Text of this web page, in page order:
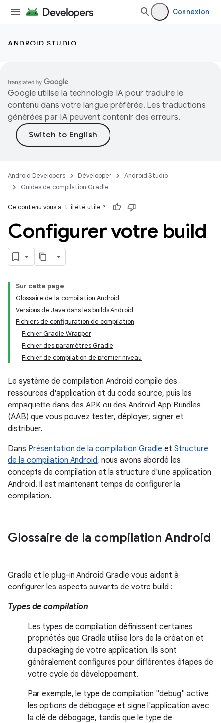
Connexion
ANDROID STUDIO
Google utilise la technologie IA pour traduire le
contenu dans votre langue préférée. Les traductions
générées par IA peuvent contenir des erreurs.
Android Developers Développer
Android Studio
Guides de compilation Gradle
Ce contenu vous a-t-il été utile ?
Configurer votre build
Sur cette page
Glossaire de la compilation Android
Versions de Java dans les builds Android
Fichiers de configuration de compilation
Fichier Gradle Wrapper
Fichier des paramètres Gradle
Fichier de compilation de premier niveau
Le système de compilation Android compile des
ressources d'application et du code source, puis les
empaquette dans des APK ou des Android App Bundles
(AAB) que vous pouvez tester, déployer, signer et
distribuer.
Dans Présentation de la compilation Gradle et Structure
de la compilation Android, nous avons abordé les
concepts de compilation et la structure d'une application
Android. Il est maintenant temps de configurer la
compilation.
Glossaire de la compilation Android
Gradle et le plug-in Android Gradle vous aident à
configurer les aspects suivants de votre build :
Types de compilation
Les types de compilation définissent certaines
propriétés que Gradle utilise lors de la création et
du packaging de votre application. Ils sont
généralement configurés pour différentes étapes de
votre cycle de développement.
Par exemple, le type de compilation "debug" active
les options de débogage et signe l'application avec
la clé de débogage, tandis que le type de